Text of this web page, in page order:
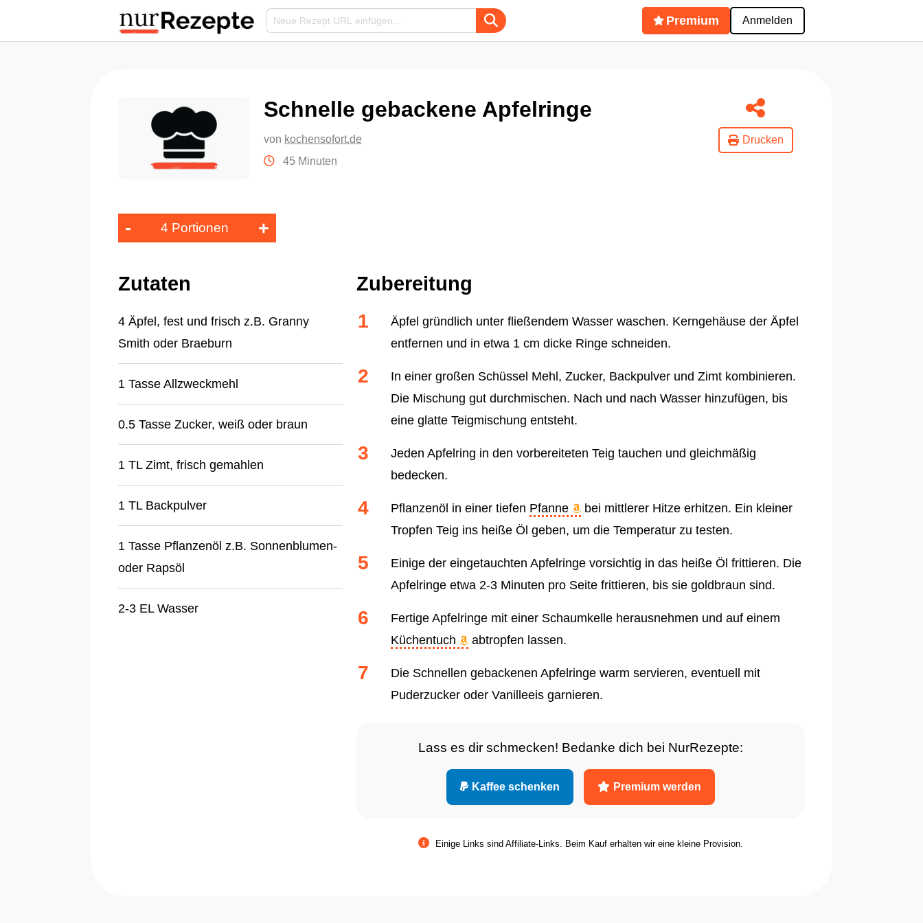
Premium Anmelden
Schnelle gebackene Apfelringe
von kochensofort.de
45 Minuten
Drucken
- 4 Portionen +
Zutaten
4 Äpfel, fest und frisch z.B. Granny
Smith oder Braeburn
1 Tasse Allzweckmehl
0.5 Tasse Zucker, weiß oder braun
1 TL Zimt, frisch gemahlen
1 TL Backpulver
1 Tasse Pflanzenöl z.B. Sonnenblumen-
oder Rapsöl
2-3 EL Wasser
Zubereitung
Äpfel gründlich unter fließendem Wasser waschen. Kerngehäuse der Äpfel
entfernen und in etwa 1 cm dicke Ringe schneiden.
In einer großen Schüssel Mehl, Zucker, Backpulver und Zimt kombinieren.
Die Mischung gut durchmischen. Nach und nach Wasser hinzufügen, bis
eine glatte Teigmischung entsteht.
Jeden Apfelring in den vorbereiteten Teig tauchen und gleichmäßig
bedecken.
Pflanzenöl in einer tiefen Pfanne
bei mittlerer Hitze erhitzen. Ein kleiner
Tropfen Teig ins heiße Öl geben, um die Temperatur zu testen.
Einige der eingetauchten Apfelringe vorsichtig in das heiße Öl frittieren. Die
Apfelringe etwa 2-3 Minuten pro Seite frittieren, bis sie goldbraun sind.
Fertige Apfelringe mit einer Schaumkelle herausnehmen und auf einem
Küchentuch
abtropfen lassen.
Die Schnellen gebackenen Apfelringe warm servieren, eventuell mit
Puderzucker oder Vanilleeis garnieren.
Lass es dir schmecken! Bedanke dich bei NurRezepte:
Kaffee schenken Premium werden
Einige Links sind Affiliate-Links. Beim Kauf erhalten wir eine kleine Provision.